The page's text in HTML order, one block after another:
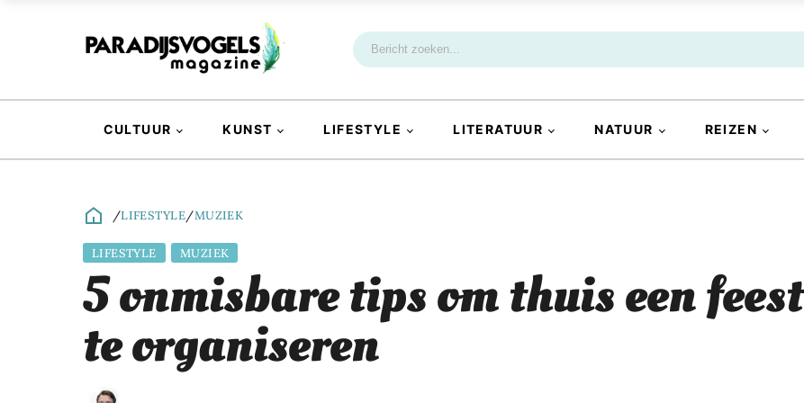
CULTUUR KUNST LIFESTYLE LITERATUUR NATUUR REIZEN
/LIFESTYLE/MUZIEK
LIFESTYLE MUZIEK
5 onmisbare tips om thuis een feest
te organiseren